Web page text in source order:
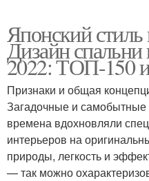
Японский стиль
Дизайн спальни
2022: ТОП-150
Признаки и общая
Загадочные и самобытные
времена вдохновляли
интерьеров на
природы, легкость и
— так можно